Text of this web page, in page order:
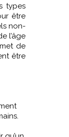
types
être
non-
l’âge
de
être